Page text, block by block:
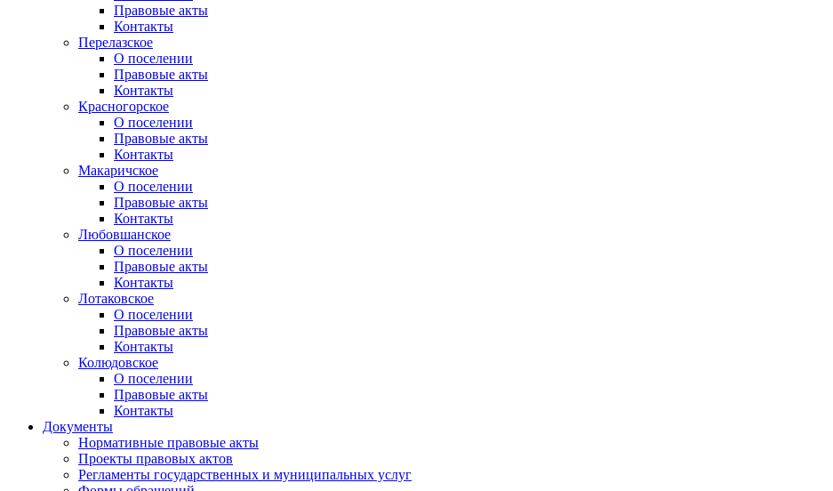
Правовые акты
Контакты
Перелазское
О поселении
Правовые акты
Контакты
Красногорское
О поселении
Правовые акты
Контакты
Макаричское
О поселении
Правовые акты
Контакты
Любовшанское
О поселении
Правовые акты
Контакты
Лотаковское
О поселении
Правовые акты
Контакты
Колюдовское
О поселении
Правовые акты
Контакты
Документы
Нормативные правовые акты
Проекты правовых актов
Регламенты государственных и муниципальных услуг